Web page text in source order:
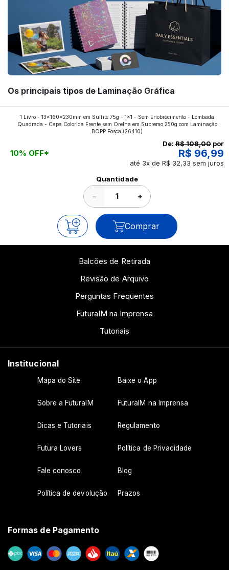
Os principais tipos de Laminação Gráfica
aplicados nos impressos da gráfica FuturaIM? Então,
continue a leitura que vamos revelar para você!
1 Livro - 13x160x230mm em Sulfite 75g - 1x1 - Sem Enobrecimento - Lombada
Quadrada - Capa Colorida Frente sem Orelha em Supremo 250g com Laminação
BOPP Fosca (26410)
10% OFF*
De: R$ 108,00 por
R$ 96,99
até 3x de R$ 32,33 sem juros
Quantidade
− +
Comprar
Balcões de Retirada
Revisão de Arquivo
Perguntas Frequentes
FuturaIM na Imprensa
Tutoriais
Institucional
Mapa do Site Baixe o App
Sobre a FuturaIM FuturaIM na Imprensa
Dicas e Tutoriais Regulamento
Futura Lovers Política de Privacidade
Fale conosco Blog
Política de devolução Prazos
Formas de Pagamento